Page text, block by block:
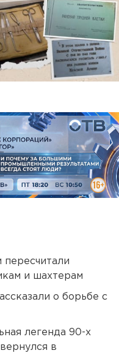
пересчитали
и шахтерам
о борьбе с
легенда 90-х
в